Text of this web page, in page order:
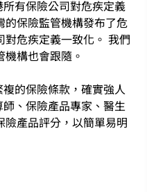
有保險公司對危疾定義
的保險監管機構發布了危
危疾定義一致化。 我們
構也會跟隨。
的保險條款，確實強人
、保險產品專家、醫生
產品評分，以簡單易明